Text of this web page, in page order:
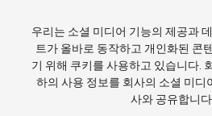
Report a problem on this page
우리는 소셜 미디어 기능의 제공과
트가 올바로 동작하고 개인화된 콘
기 위해 쿠키를 사용하고 있습니다.
하의 사용 정보를 회사의 소셜 미디
사와 공유합니다.